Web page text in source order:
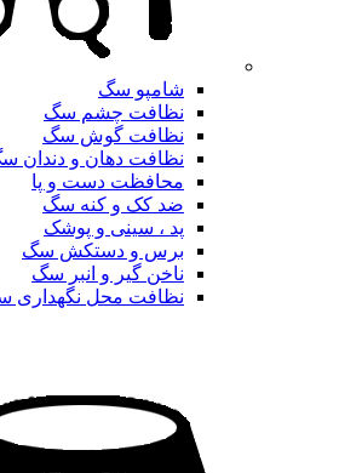
شامپو سگ
نظافت چشم سگ
نظافت گوش سگ
نظافت دهان و دندان
محافظت دست و پا
ضد کک و کنه سگ
پد ، سینی و پوشک
برس و دستکش سگ
ناخن گیر و انبر سگ
نظافت محل نگهداری